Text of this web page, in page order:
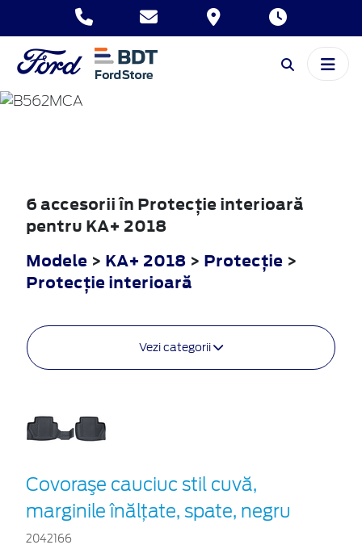
KA+
6 accesorii în Protecţie interioară
pentru KA+ 2018
Modele > KA+ 2018 > Protecţie >
Protecţie interioară
Vezi categorii
Covoraşe cauciuc stil cuvă,
marginile înălțate, spate, negru
2042166